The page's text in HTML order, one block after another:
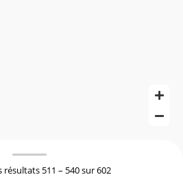
résultats 511 – 540 sur 602